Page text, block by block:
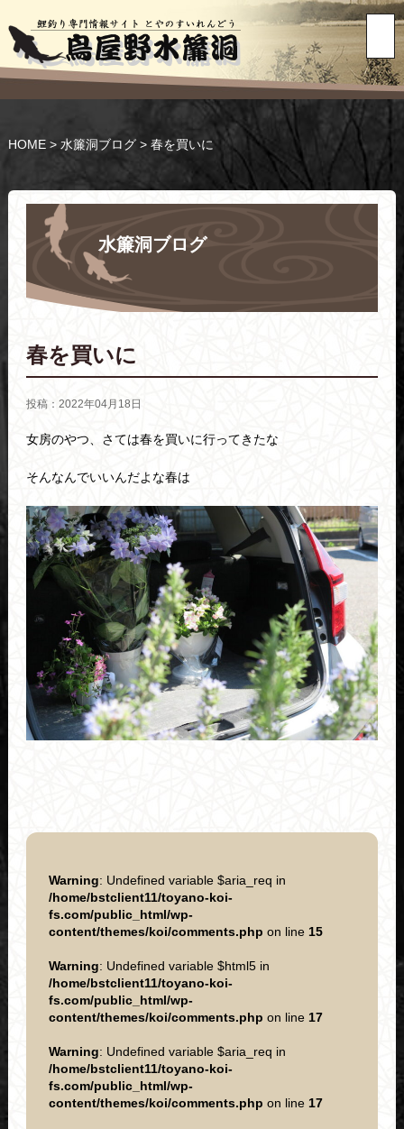
HOME> 水簾洞ブログ> 春を買いに
水簾洞ブログ
春を買いに
投稿：2022年04月18日
女房のやつ、さては春を買いに行ってきたな
そんなんでいいんだよな春は
Warning: Undefined variable $aria_req in
/home/bstclient11/toyano-koi-
fs.com/public_html/wp-
content/themes/koi/comments.php on line 15
Warning: Undefined variable $html5 in
/home/bstclient11/toyano-koi-
fs.com/public_html/wp-
content/themes/koi/comments.php on line 17
Warning: Undefined variable $aria_req in
/home/bstclient11/toyano-koi-
fs.com/public_html/wp-
content/themes/koi/comments.php on line 17